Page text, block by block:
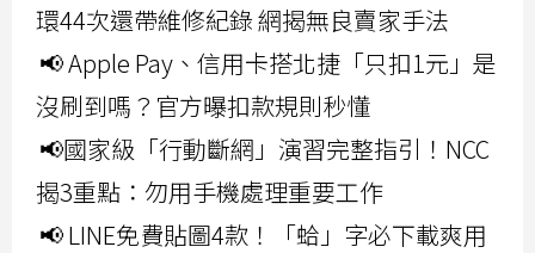
環44次還帶維修紀錄 網揭無良賣家手法
📢 Apple Pay、信用卡搭北捷「只扣1元」是
沒刷到嗎？官方曝扣款規則秒懂
📢國家級「行動斷網」演習完整指引！NCC
揭3重點：勿用手機處理重要工作
📢 LINE免費貼圖4款！「蛤」字必下載爽用